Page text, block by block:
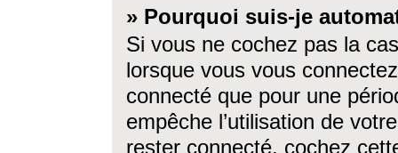
» Pourquoi suis-je
Si vous ne cochez pas la
lorsque vous vous
connecté que pour une
empêche l’utilisation de
rester connecté, cochez